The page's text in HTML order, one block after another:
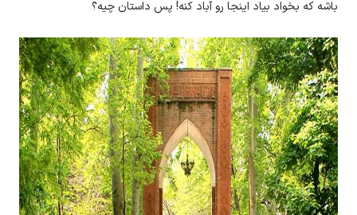
باشه که بخواد بیاد اینجا رو آباد کنه! پس داستان چیه؟